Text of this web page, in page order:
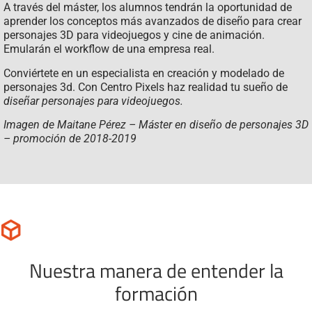
A través del máster, los alumnos tendrán la oportunidad de
aprender los conceptos más avanzados de diseño para crear
personajes 3D para videojuegos y cine de animación.
Emularán el workflow de una empresa real.
Conviértete en un especialista en creación y modelado de
personajes 3d. Con Centro Pixels haz realidad tu sueño de
diseñar personajes para videojuegos.
Imagen de Maitane Pérez – Máster en diseño de personajes 3D
– promoción de 2018-2019
Nuestra manera de entender la
formación